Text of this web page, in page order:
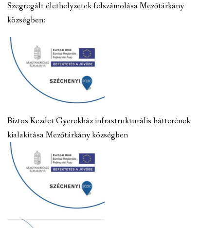
Szegregált élethelyzetek felszámolása Mezőtárkány
községben:
Biztos Kezdet Gyerekház infrastrukturális hátterének
kialakítása Mezőtárkány községben